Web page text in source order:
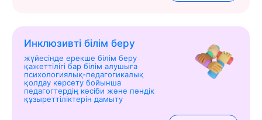
Инклюзивті білім беру
жүйесінде ерекше білім беру
қажеттілігі бар білім алушыға
психологиялық-педагогикалық
қолдау көрсету бойынша
педагогтердің кәсіби және пәндік
құзыреттіліктерін дамыту